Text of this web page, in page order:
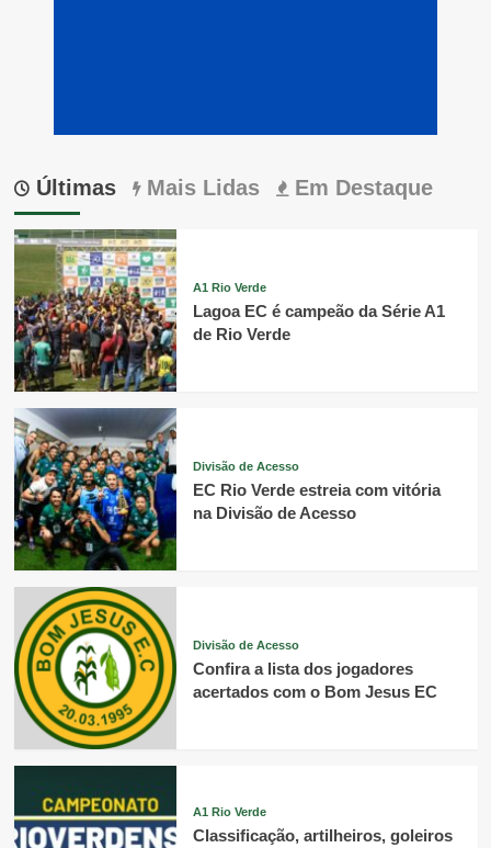
Últimas Mais Lidas Em Destaque
A1 Rio Verde
Lagoa EC é campeão da Série A1
de Rio Verde
Divisão de Acesso
EC Rio Verde estreia com vitória
na Divisão de Acesso
Divisão de Acesso
Confira a lista dos jogadores
acertados com o Bom Jesus EC
A1 Rio Verde
Classificação, artilheiros, goleiros